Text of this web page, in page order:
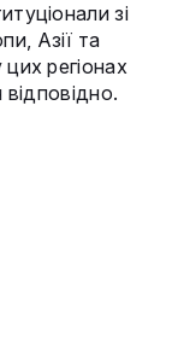
зі
Азії та
регіонах